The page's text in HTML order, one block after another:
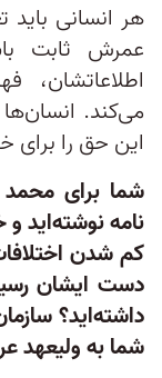
هر انسانی
عمرش ثابت
اطلاعاتشان،
می‌کند.
این حق را برای
شما برای
نامه نوشته‌اید
کم شدن
دست ایشان
داشته‌اید؟
شما به ولیعهد